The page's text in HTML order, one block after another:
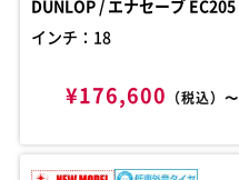
DUNLOP / エナセーブ EC205
インチ：18
¥176,600 （税込）〜